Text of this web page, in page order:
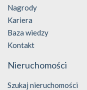
Nagrody
Kariera
Baza wiedzy
Kontakt
Nieruchomości
Szukaj nieruchomości